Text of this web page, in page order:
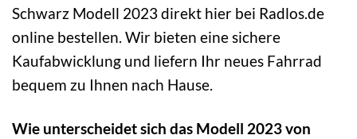
Schwarz Modell 2023 direkt hier bei Radlos.de
online bestellen. Wir bieten eine sichere
Kaufabwicklung und liefern Ihr neues Fahrrad
bequem zu Ihnen nach Hause.
Wie unterscheidet sich das Modell 2023 von